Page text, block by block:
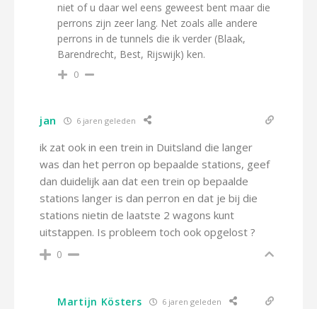
niet of u daar wel eens geweest bent maar die
perrons zijn zeer lang. Net zoals alle andere
perrons in de tunnels die ik verder (Blaak,
Barendrecht, Best, Rijswijk) ken.
0
jan 6 jaren geleden
ik zat ook in een trein in Duitsland die langer
was dan het perron op bepaalde stations, geef
dan duidelijk aan dat een trein op bepaalde
stations langer is dan perron en dat je bij die
stations nietin de laatste 2 wagons kunt
uitstappen. Is probleem toch ook opgelost ?
0
Martijn Kösters 6 jaren geleden